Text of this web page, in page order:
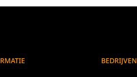
BEDRIJVEN